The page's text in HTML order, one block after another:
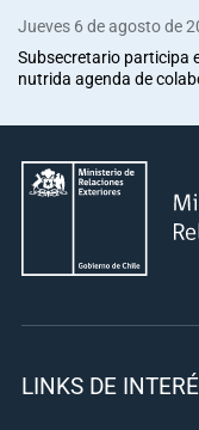
Jueves 6 de agosto de
Subsecretario participa
nutrida agenda de
LINKS DE